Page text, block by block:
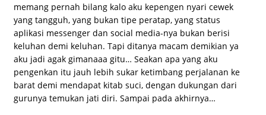
memang pernah bilang kalo aku kepengen nyari cewek
yang tangguh, yang bukan tipe peratap, yang status
aplikasi messenger dan social media-nya bukan berisi
keluhan demi keluhan. Tapi ditanya macam demikian ya
aku jadi agak gimanaaa gitu… Seakan apa yang aku
pengenkan itu jauh lebih sukar ketimbang perjalanan ke
barat demi mendapat kitab suci, dengan dukungan dari
gurunya temukan jati diri. Sampai pada akhirnya…